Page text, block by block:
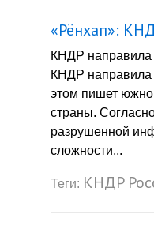
«Рёнхап»:
КНДР направила
КНДР направила
этом пишет
страны.
разрушенной
сложности...
Теги: КНДР